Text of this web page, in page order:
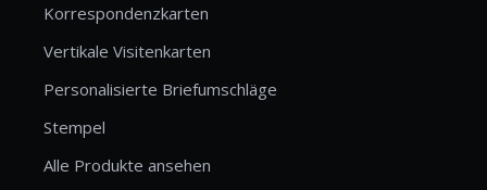
Korrespondenzkarten
Vertikale Visitenkarten
Personalisierte Briefumschläge
Stempel
Alle Produkte ansehen